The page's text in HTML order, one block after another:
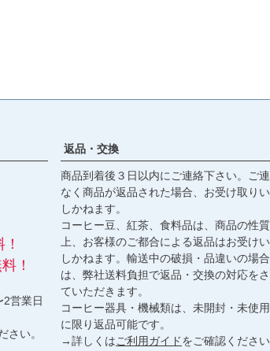
！
2営業日
さい。
返品・交換
商品到着後３日以内にご連絡下さい。ご
なく商品が返品された場合、お受け取り
しかねます。
コーヒー豆、紅茶、食料品は、商品の性質
上、お客様のご都合による返品はお受け
しかねます。輸送中の破損・品違いの場合
は、弊社送料負担で返品・交換の対応を
ていただきます。
コーヒー器具・機械類は、未開封・未使
に限り返品可能です。
→詳しくはご利用ガイドをご確認ください